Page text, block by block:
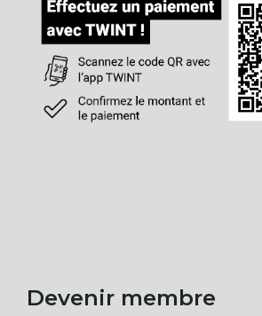
Devenir membre